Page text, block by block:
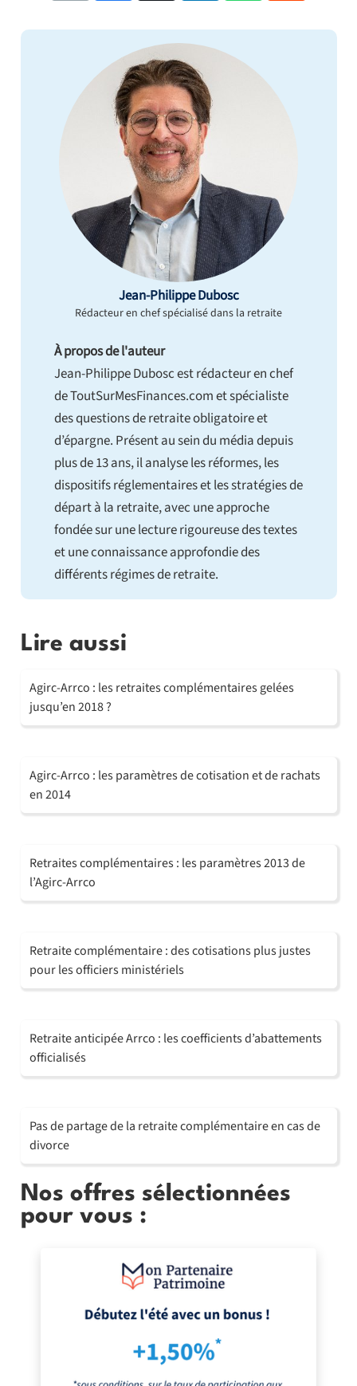
Jean-Philippe Dubosc
Rédacteur en chef spécialisé dans la retraite
À propos de l'auteur
Jean-Philippe Dubosc est rédacteur en chef
de ToutSurMesFinances.com et spécialiste
des questions de retraite obligatoire et
d’épargne. Présent au sein du média depuis
plus de 13 ans, il analyse les réformes, les
dispositifs réglementaires et les stratégies de
départ à la retraite, avec une approche
fondée sur une lecture rigoureuse des textes
et une connaissance approfondie des
différents régimes de retraite.
Lire aussi
Agirc-Arrco : les retraites complémentaires gelées
jusqu’en 2018 ?
Agirc-Arrco : les paramètres de cotisation et de rachats
en 2014
Retraites complémentaires : les paramètres 2013 de
l’Agirc-Arrco
Retraite complémentaire : des cotisations plus justes
pour les officiers ministériels
Retraite anticipée Arrco : les coefficients d’abattements
officialisés
Pas de partage de la retraite complémentaire en cas de
divorce
Nos offres sélectionnées
pour vous :